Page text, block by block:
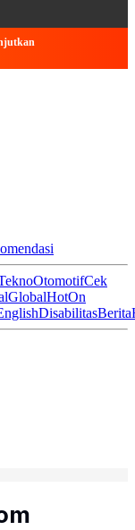
OtomotifCek
GlobalHotOn
DisabilitasBerita